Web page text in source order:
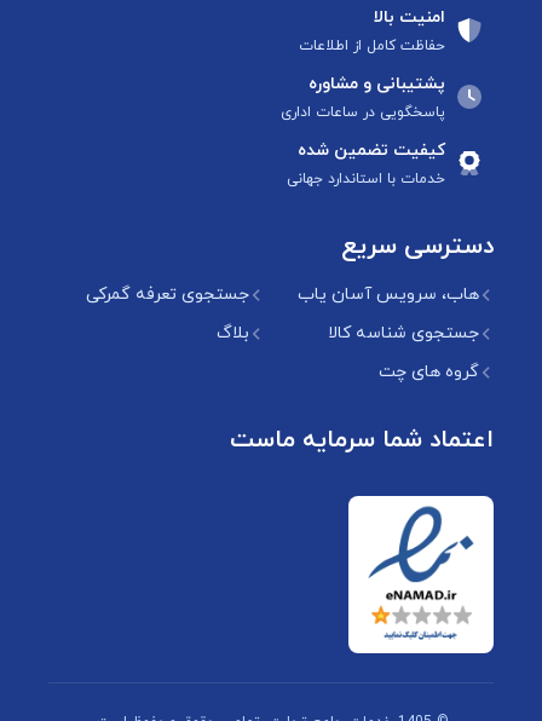
امنیت بالا
حفاظت کامل از اطلاعات
پشتیبانی و مشاوره
پاسخگویی در ساعات اداری
کیفیت تضمین شده
خدمات با استاندارد جهانی
دسترسی سریع
هاب، سرویس آسان یاب
جستجوی تعرفه گمرکی
جستجوی شناسه کالا
بلاگ
گروه های چت
اعتماد شما سرمایه ماست